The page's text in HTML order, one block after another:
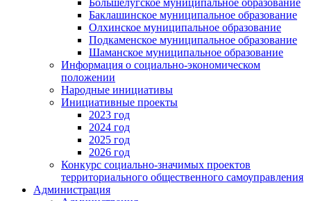
Баклашинское муниципальное образование
Олхинское муниципальное образование
Подкаменское муниципальное образование
Шаманское муниципальное образование
Информация о социально-экономическом
положении
Народные инициативы
Инициативные проекты
2023 год
2024 год
2025 год
2026 год
Конкурс социально-значимых проектов
территориального общественного самоуправления
Администрация